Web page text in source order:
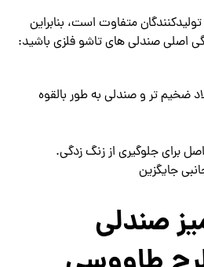
متفاوت است، بنابراین
اصلی صندلی های تاشو فلزی باشید:
ضخیم تر و صندلی به طور بالقوه
برای جلوگیری از زنگ زدگی.
جایگزین
صندلی